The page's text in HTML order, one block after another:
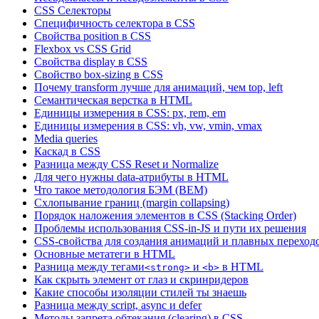
CSS Селекторы
Специфичность селектора в CSS
Свойства position в CSS
Flexbox vs CSS Grid
Свойства display в CSS
Свойство box-sizing в CSS
Почему transform лучше для анимаций, чем top, left
Семантическая верстка в HTML
Единицы измерения в CSS: px, rem, em
Единицы измерения в CSS: vh, vw, vmin, vmax
Media queries
Каскад в CSS
Разница между CSS Reset и Normalize
Для чего нужны data-атрибуты в HTML
Что такое методология БЭМ (BEM)
Схлопывание границ (margin collapsing)
Порядок наложения элементов в CSS (Stacking Order)
Проблемы использования CSS-in-JS и пути их решения
CSS-свойства для создания анимаций и плавных
Основные метатеги в HTML
Разница между тегами<strong> и <b> в HTML
Как скрыть элемент от глаз и скринридеров
Какие способы изоляции стилей ты знаешь
Разница между script, async и defer